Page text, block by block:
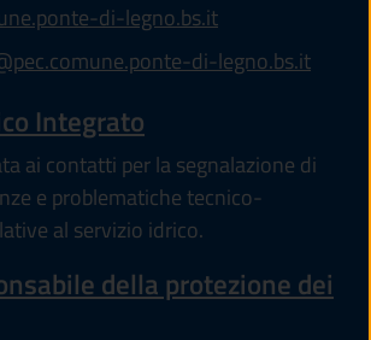
di-legno.bs.it
di-legno.bs.it
Integrato
ai contatti per la segnalazione di
e problematiche tecnico-
al servizio idrico.
della protezione dei